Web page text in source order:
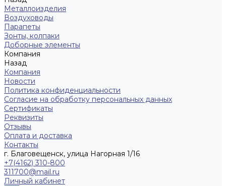
Металлоизделия
Воздуховоды
Парапеты
Зонты, колпаки
Доборные элементы
Компания
Назад
Компания
Новости
Политика конфиденциальности
Согласие на обработку персональных данных
Сертификаты
Реквизиты
Отзывы
Оплата и доставка
Контакты
г. Благовещенск, улица Нагорная 1/16
+7(4162) 310-800
311700@mail.ru
Личный кабинет